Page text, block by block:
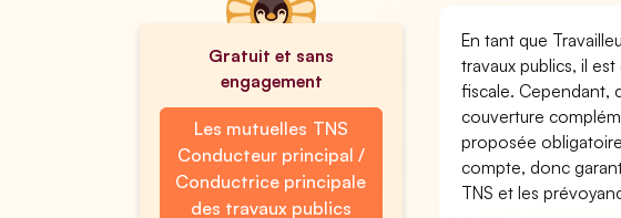
Gratuit et sans
engagement
Les mutuelles TNS
Conducteur principal /
Conductrice principale
des travaux publics
En tant que
travaux publics, il
fiscale. Cependant,
couverture
proposée
compte, donc
TNS et les